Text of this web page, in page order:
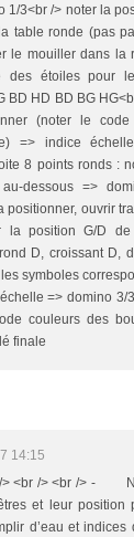
1/3<br /> noter la
table ronde (pas
le mouiller dans la
des étoiles pour
BD HD BD BG
(noter le
=> indice
8 points ronds :
dessous =>
positionner, ouvrir
la position G/D
D, croissant D,
symboles
=> domino
couleurs des
finale
14:15
/> <br /> <br /> -
et leur position
d’eau et indices